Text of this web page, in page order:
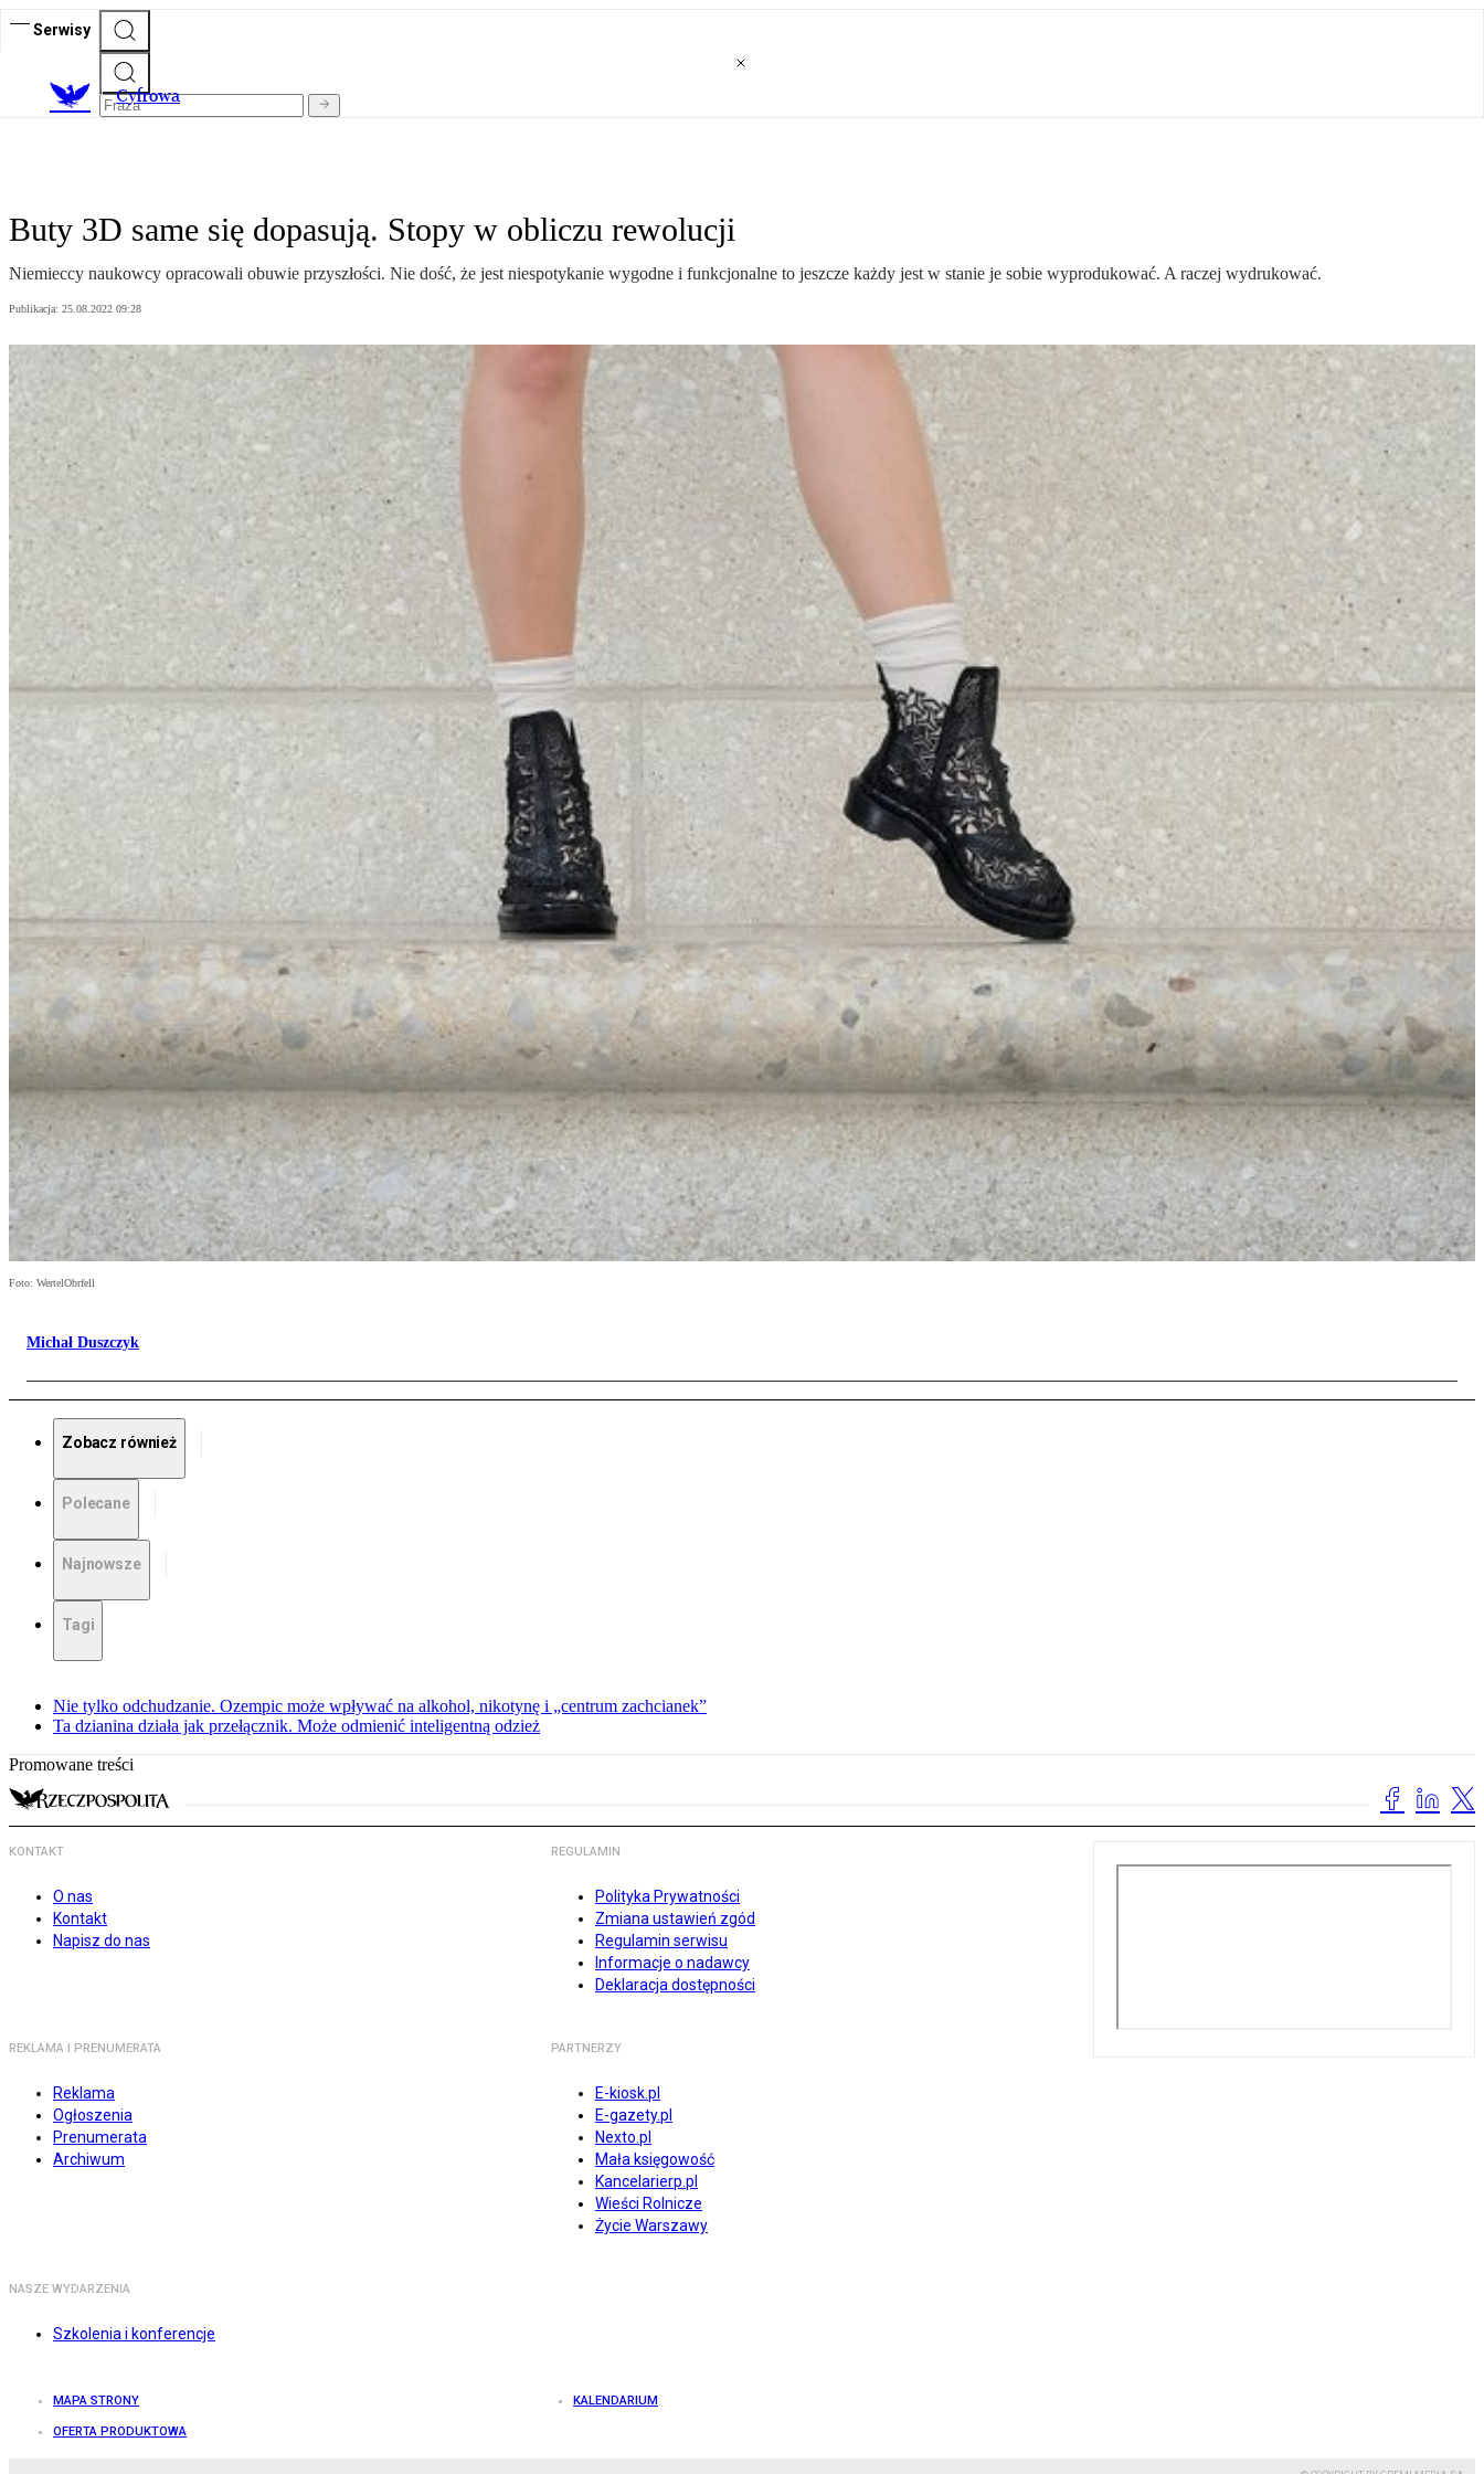
Serwisy
Cyfrowa
Buty 3D same się dopasują. Stopy w obliczu rewolucji
Niemieccy naukowcy opracowali obuwie przyszłości. Nie dość, że jest niespotykanie wygodne i funkcjonalne to jeszcze każdy jest w stanie je sobie wyprodukować. A raczej wydrukować.
Publikacja: 25.08.2022 09:28
Foto: WertelObrfell
Michał Duszczyk
Zobacz również
Polecane
Najnowsze
Tagi
Nie tylko odchudzanie. Ozempic może wpływać na alkohol, nikotynę i „centrum zachcianek”
Ta dzianina działa jak przełącznik. Może odmienić inteligentną odzież
Promowane treści
KONTAKT
O nas
Kontakt
Napisz do nas
REGULAMIN
Polityka Prywatności
Zmiana ustawień zgód
Regulamin serwisu
Informacje o nadawcy
Deklaracja dostępności
REKLAMA I PRENUMERATA
Reklama
Ogłoszenia
Prenumerata
Archiwum
PARTNERZY
E-kiosk.pl
E-gazety.pl
Nexto.pl
Mała księgowość
Kancelarierp.pl
Wieści Rolnicze
Życie Warszawy
NASZE WYDARZENIA
Szkolenia i konferencje
MAPA STRONY KALENDARIUM
OFERTA PRODUKTOWA